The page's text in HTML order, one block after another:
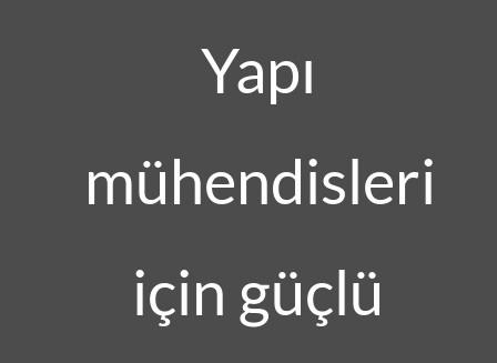
Yapı
mühendisleri
için güçlü